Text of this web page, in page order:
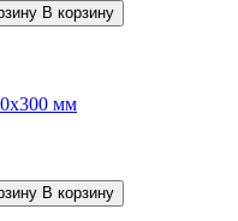
В корзину
мм
В корзину